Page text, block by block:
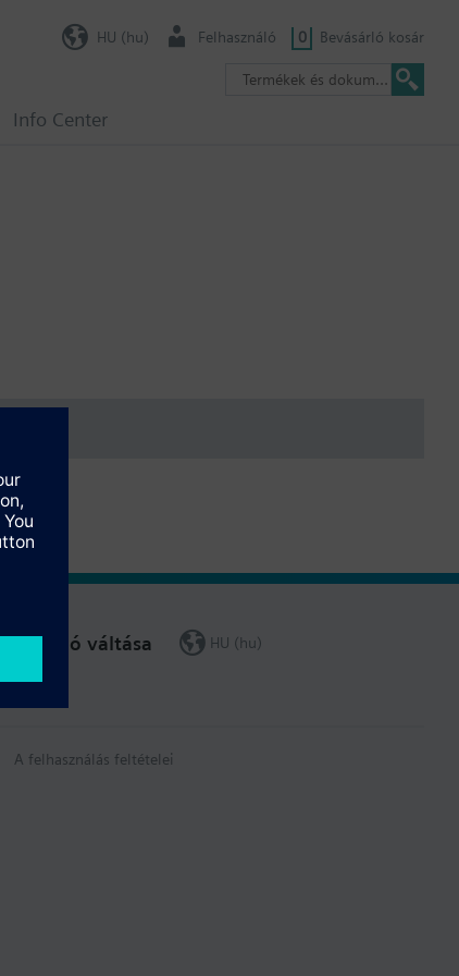
Info Center
HU (hu) Felhasználó 0 Bevásárló kosár
Régió váltása HU (hu)
A felhasználás feltételei